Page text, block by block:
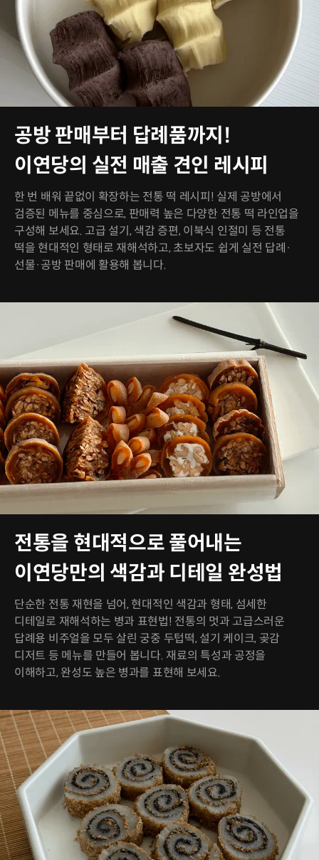
공방 판매부터 답례품까지!
이연당의 실전 매출 견인 레시피
한 번 배워 끝없이 확장하는 전통 떡 레시피! 실제 공방에서
검증된 메뉴를 중심으로, 판매력 높은 다양한 전통 떡 라인업을
구성해 보세요. 고급 설기, 색감 증편, 이북식 인절미 등 전통
떡을 현대적인 형태로 재해석하고, 초보자도 쉽게 실전 답례·
선물·공방 판매에 활용해 봅니다.
전통을 현대적으로 풀어내는
이연당만의 색감과 디테일 완성법
단순한 전통 재현을 넘어, 현대적인 색감과 형태, 섬세한
디테일로 재해석하는 병과 표현법! 전통의 멋과 고급스러운
답례용 비주얼을 모두 살린 궁중 두텁떡, 설기 케이크, 곶감
디저트 등 메뉴를 만들어 봅니다. 재료의 특성과 공정을
이해하고, 완성도 높은 병과를 표현해 보세요.